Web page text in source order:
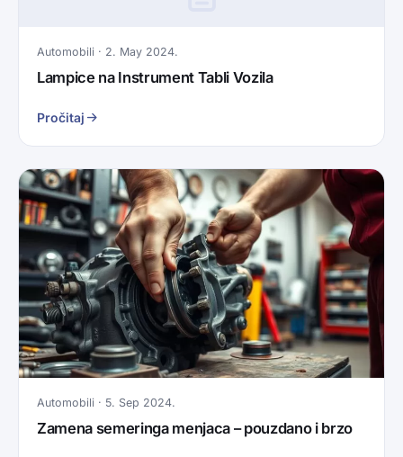
Automobili · 2. May 2024.
Lampice na Instrument Tabli Vozila
Pročitaj
Automobili · 5. Sep 2024.
Zamena semeringa menjaca – pouzdano i brzo